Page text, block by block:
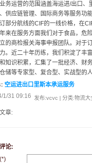
务运营的范围涵盖海运进/出口
供应链管理、国际商务等服务功
部分航线的CIF的一线价格，在
来在服务方面我们对于食品，危
的商检报关海事申报团队。对于
。近二十年历练，我们积淀了丰
知识积累，汇集了一批经济、财
储等专家型、复合型、实战型的
空运进出口里斯本承运服务
1/31 09:16 发布:vcvc | 分类:物流大
章:
论: